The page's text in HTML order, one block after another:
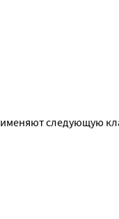
следующую